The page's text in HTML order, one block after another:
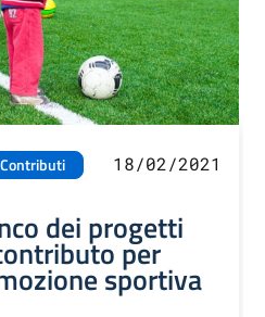
Contributi 18/02/2021
dei progetti
per
sportiva